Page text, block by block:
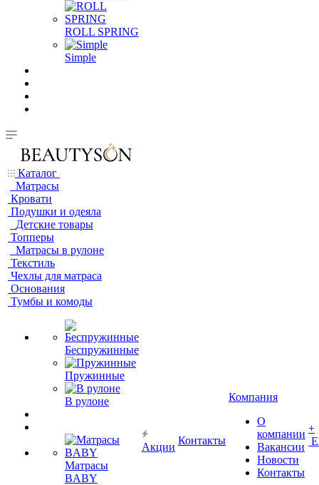
ROLL SPRING
Simple
Каталог
Матрасы
Кровати
Подушки и одеяла
Детские товары
Топперы
Матрасы в рулоне
Текстиль
Чехлы для матраса
Основания
Тумбы и комоды
Беспружинные
Пружинные
В рулоне
Матрасы
BABY
Акции
Контакты
Компания
О
компании
Вакансии
Новости
Контакты
+